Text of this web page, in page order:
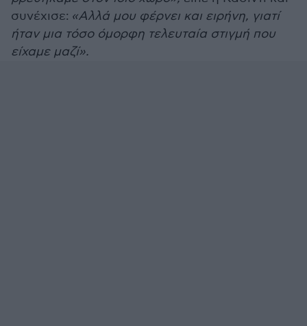
συνέχισε: «Αλλά μου φέρνει και ειρήνη, γιατί
ήταν μια τόσο όμορφη τελευταία στιγμή που
είχαμε μαζί».